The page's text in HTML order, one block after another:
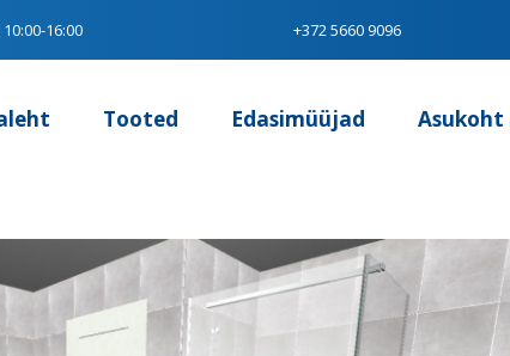
10:00-16:00 +372 5660 9096
Tooted Edasimüüjad